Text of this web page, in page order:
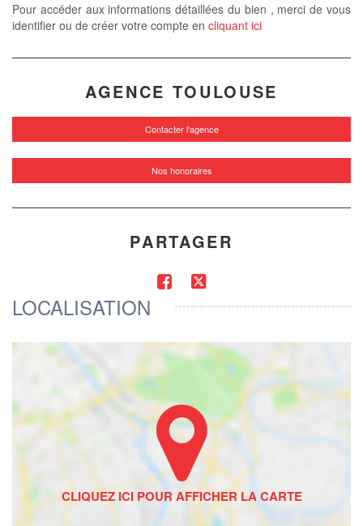
Pour accéder aux informations détaillées du bien , merci de vous
identifier ou de créer votre compte en cliquant ici
AGENCE TOULOUSE
Contacter l'agence
Nos honoraires
PARTAGER
LOCALISATION